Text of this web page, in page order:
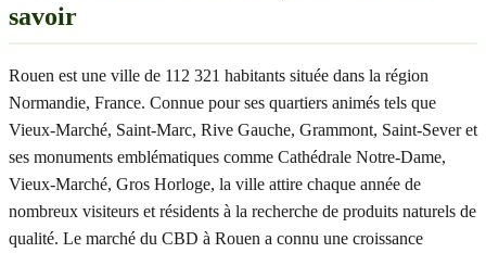
savoir
Rouen est une ville de 112 321 habitants située dans la région
Normandie, France. Connue pour ses quartiers animés tels que
Vieux-Marché, Saint-Marc, Rive Gauche, Grammont, Saint-Sever et
ses monuments emblématiques comme Cathédrale Notre-Dame,
Vieux-Marché, Gros Horloge, la ville attire chaque année de
nombreux visiteurs et résidents à la recherche de produits naturels de
qualité. Le marché du CBD à Rouen a connu une croissance